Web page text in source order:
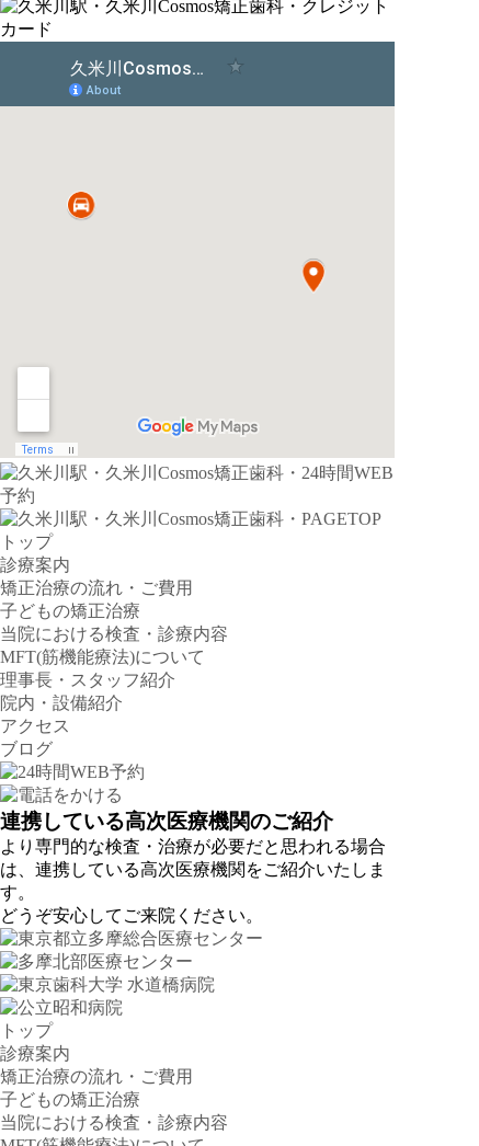
トップ
診療案内
矯正治療の流れ・ご費用
子どもの矯正治療
当院における検査・診療内容
MFT(筋機能療法)について
理事長・スタッフ紹介
院内・設備紹介
アクセス
ブログ
連携している高次医療機関のご紹介
より専門的な検査・治療が必要だと思われる場合
は、連携している高次医療機関をご紹介いたしま
す。
どうぞ安心してご来院ください。
トップ
診療案内
矯正治療の流れ・ご費用
子どもの矯正治療
当院における検査・診療内容